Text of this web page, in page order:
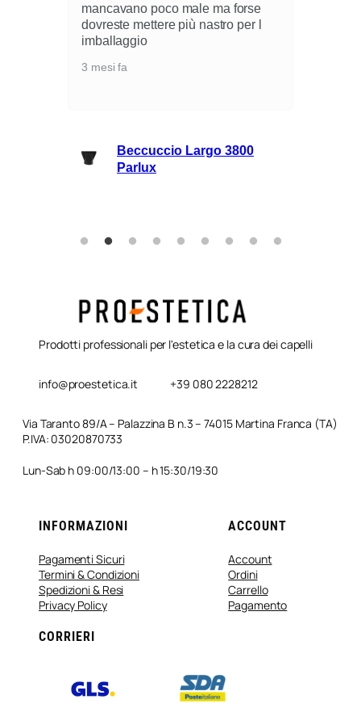
mancavano poco male ma forse
dovreste mettere più nastro per l
imballaggio
3 mesi fa
Beccuccio Largo 3800
Parlux
Prodotti professionali per l'estetica e la cura dei capelli
info@proestetica.it +39 080 2228212
Via Taranto 89/A – Palazzina B n.3 – 74015 Martina Franca (TA)
P.IVA: 03020870733
Lun-Sab h 09:00/13:00 – h 15:30/19:30
INFORMAZIONI
Pagamenti Sicuri
Termini & Condizioni
Spedizioni & Resi
Privacy Policy
ACCOUNT
Account
Ordini
Carrello
Pagamento
CORRIERI